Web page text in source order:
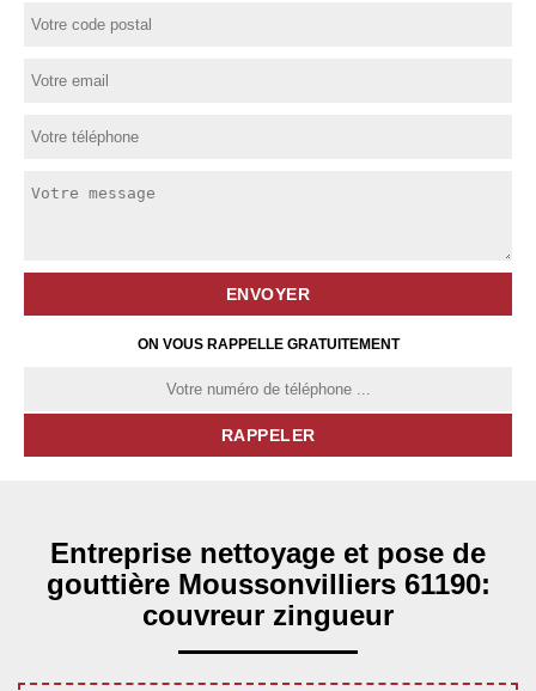
ON VOUS RAPPELLE GRATUITEMENT
Entreprise nettoyage et pose de
gouttière Moussonvilliers 61190:
couvreur zingueur